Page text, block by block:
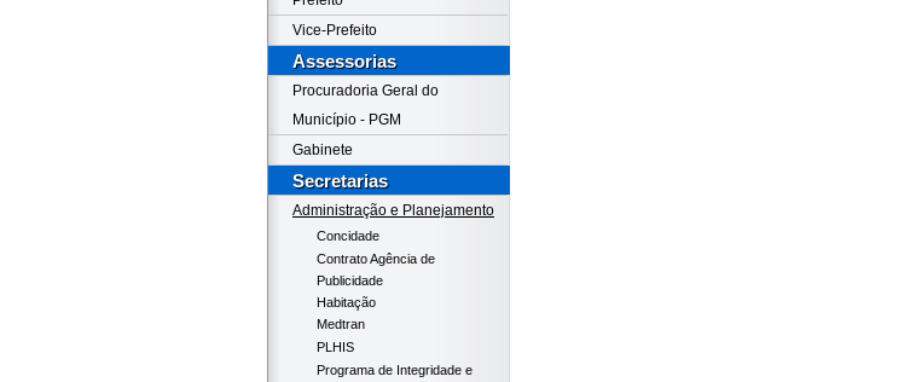
Vice-Prefeito
Assessorias
Procuradoria Geral do
Município - PGM
Gabinete
Secretarias
Administração e Planejamento
Concidade
Contrato Agência de
Publicidade
Habitação
Medtran
PLHIS
Programa de Integridade e